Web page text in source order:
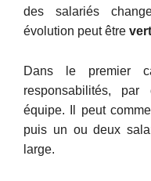
des salariés
évolution peut être
Dans le premier
responsabilités,
équipe. Il peut
puis un ou deux
large.